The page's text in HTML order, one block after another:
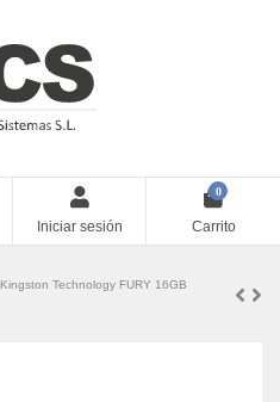
Iniciar sesión
0
Carrito
Kingston Technology FURY 16GB